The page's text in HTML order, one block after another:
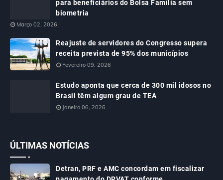
para beneficiários do Bolsa Família sem
biometria
Março 02, 2026
Reajuste de servidores do Congresso supera
receita prevista de 95% dos municípios
Fevereiro 09, 2026
Estudo aponta que cerca de 300 mil idosos no
Brasil têm algum grau de TEA
Janeiro 06, 2026
ÚLTIMAS NOTÍCIAS
Detran, PRF e AMC concordam em fiscalizar